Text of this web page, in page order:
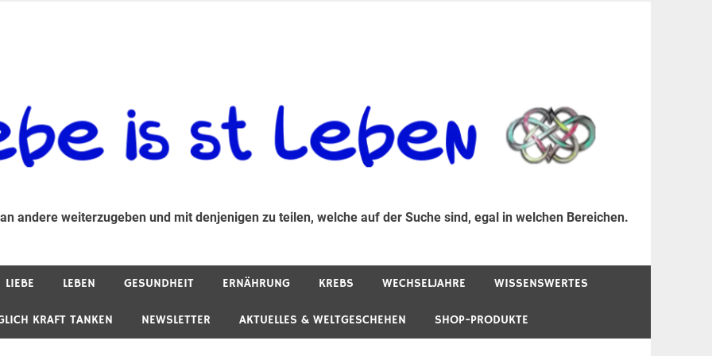
andere weiterzugeben und mit denjenigen zu teilen, welche auf der Suche sind, egal in welchen Bereichen.
LIEBE LEBEN GESUNDHEIT ERNÄHRUNG KREBS WECHSELJAHRE WISSENSWERTES
KRAFT TANKEN NEWSLETTER AKTUELLES & WELTGESCHEHEN SHOP-PRODUKTE